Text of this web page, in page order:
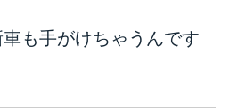
車も手がけちゃうんです